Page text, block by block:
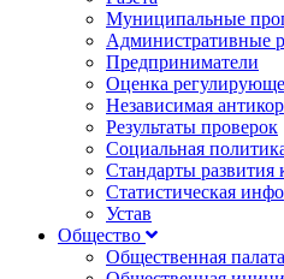
Муниципальные
Административные
Предприниматели
Оценка
Независимая
Результаты проверок
Социальная
Стандарты развития
Статистическая
Устав
Общество
Общественная палата